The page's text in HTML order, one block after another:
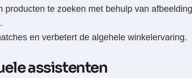
te zoeken met behulp van
en verbetert de algehele winkelervaring.
assistenten